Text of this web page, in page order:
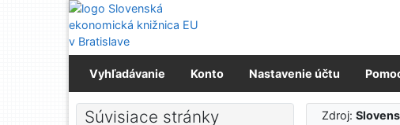
Prejsť na obsah
Prejsť na menu
Prehlásenie o webovej prístupnosti
Vyhľadávanie Konto Nastavenie účtu
Zdroj:
Súvisiace stránky